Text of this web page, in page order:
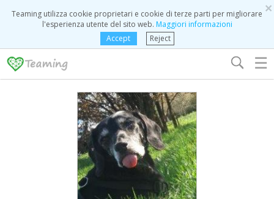
×
Teaming utilizza cookie proprietari e cookie di terze parti per migliorare
l'esperienza utente del sito web. Maggiori informazioni
Accept
Reject
☰